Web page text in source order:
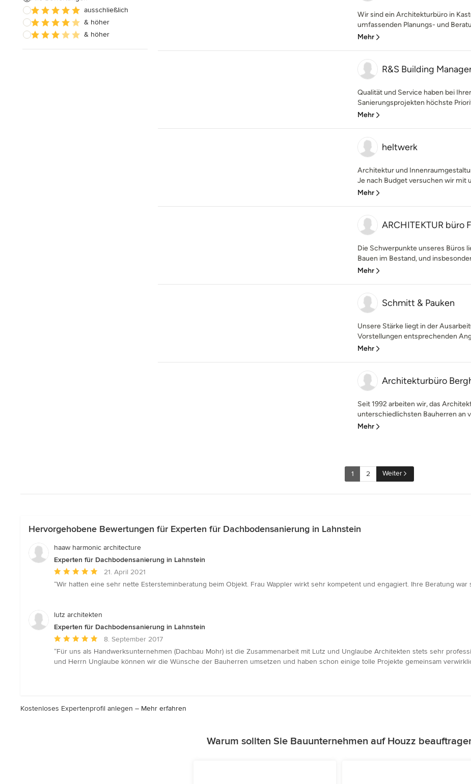
ausschließlich
& höher
& höher
Wir sind ein Architekturbüro in
umfassenden Planungs- und
Mehr
R&S Building
Qualität und Service haben bei
Sanierungsprojekten höchste
Mehr
heltwerk
Architektur und
Je nach Budget versuchen wir mit
Mehr
ARCHITEKTUR büro
Die Schwerpunkte unseres Büros
Bauen im Bestand, und
Mehr
Schmitt & Pauken
Unsere Stärke liegt in der
Vorstellungen entsprechenden
Mehr
Architekturbüro
Seit 1992 arbeiten wir, das
unterschiedlichsten Bauherren an
Mehr
1 2 Weiter
Hervorgehobene Bewertungen für Experten für Dachbodensanierung in Lahnstein
haaw harmonic architecture
Experten für Dachbodensanierung in Lahnstein
Durchschnittliche
Bewertung:
5
21. April 2021
“Wir hatten eine sehr nette Estersteminberatung beim Objekt. Frau Wappler wirkt sehr kompetent und engagiert. Ihre Beratung war
lutz architekten
Experten für Dachbodensanierung in Lahnstein
Durchschnittliche
Bewertung:
5
8. September 2017
“Für uns als Handwerksunternehmen (Dachbau Mohr) ist die Zusammenarbeit mit Lutz und Unglaube Architekten stets sehr
und Herrn Unglaube können wir die Wünsche der Bauherren umsetzen und haben schon einige tolle Projekte gemeinsam
Kostenloses Expertenprofil anlegen – Mehr erfahren
Warum sollten Sie Bauunternehmen auf Houzz